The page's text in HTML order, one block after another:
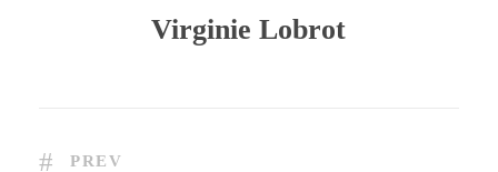
Virginie Lobrot
PREV